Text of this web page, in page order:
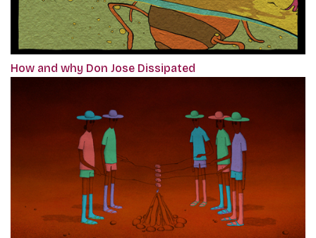
How and why Don Jose Dissipated